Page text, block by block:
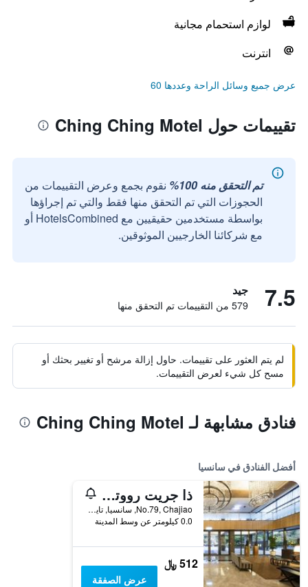
لوازم استحمام مجانية
انترنت
عرض جميع وسائل الراحة وعددها 60
تقييمات حول Ching Ching Motel
تم التحقق منه 100%
نقوم بجمع وعرض التقييمات من
الحجوزات التي تم التحقق منها فقط والتي تم إجراؤها
بواسطة مستخدمين حقيقيين مع HotelsCombined أو
مع شركائنا الخارجيين الموثوقين.
7.5 جيد
579 من التقييمات تم التحقق منها
لم يتم العثور على تقييمات. حاول إزالة مرشح أو تغيير بحثك أو
مسح كل شيء لعرض التقييمات.
فنادق مشابهة لـ Ching Ching Motel
أفضل الفنادق في سانسيا
ذا جريت رووتس فوريستري سبا ريزورت
No.79, Chajiao, سانسيا, تايوان
0.0 كيلومتر عن وسط المدينة
512 ﷼
عرض الصفقة